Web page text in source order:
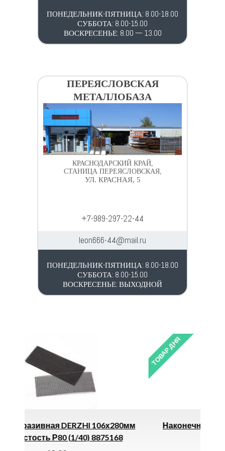
ПОНЕДЕЛЬНИК-ПЯТНИЦА: 8.00-18.00
СУББОТА: 8.00-15.00
ВОСКРЕСЕНЬЕ: 8.00 — 13.00
ПЕРЕЯСЛОВСКАЯ
МЕТАЛЛОБАЗА
КРАСНОДАРСКИЙ КРАЙ,
СТАНИЦА ПЕРЕЯСЛОВСКАЯ,
УЛ. КРАСНАЯ, 5
+7-989-297-22-44
leon666-44@mail.ru
ПОНЕДЕЛЬНИК-ПЯТНИЦА: 8.00-18.00
СУББОТА: 8.00-15.00
ВОСКРЕСЕНЬЕ: ВЫХОДНОЙ
ТОВАР ДНЯ
Наконечник Алюминиевый ТА 25-8-7
КВТ 10411 *